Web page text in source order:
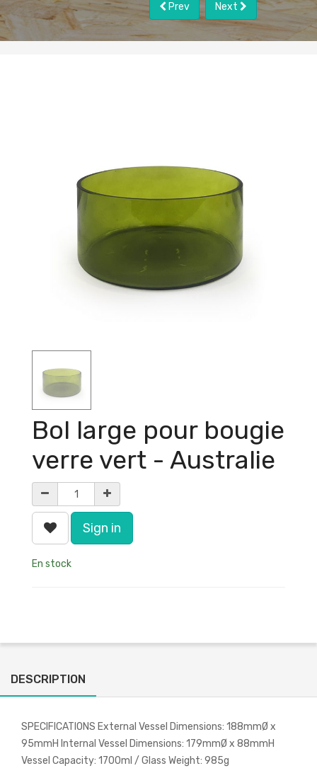
Prev Next
Bol large pour bougie
verre vert - Australie
Sign in
En stock
DESCRIPTION
SPECIFICATIONS External Vessel Dimensions: 188mmØ x
95mmH Internal Vessel Dimensions: 179mmØ x 88mmH
Vessel Capacity: 1700ml / Glass Weight: 985g